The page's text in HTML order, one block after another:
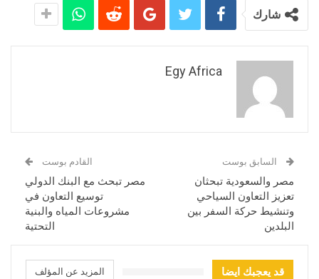
شارك
Egy Africa
السابق بوست
مصر والسعودية تبحثان
تعزيز التعاون السياحي
وتنشيط حركة السفر بين
البلدين
القادم بوست
مصر تبحث مع البنك الدولي
توسيع التعاون في
مشروعات المياه والبنية
التحتية
قد يعجبك ايضا المزيد عن المؤلف